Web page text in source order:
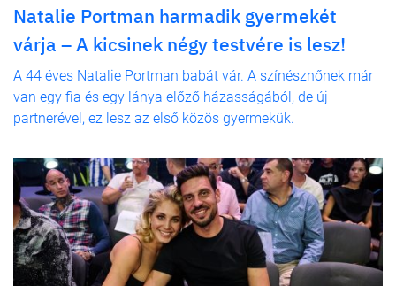
Natalie Portman harmadik gyermekét
várja – A kicsinek négy testvére is lesz!
A 44 éves Natalie Portman babát vár. A színésznőnek már
van egy fia és egy lánya előző házasságából, de új
partnerével, ez lesz az első közös gyermekük.